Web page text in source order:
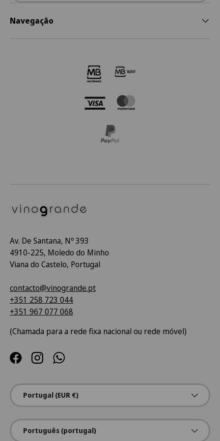
Navegação
Av. De Santana, Nº 393
4910-225, Moledo do Minho
Viana do Castelo, Portugal
contacto@vinogrande.pt
+351 258 723 044
+351 967 077 068
(Chamada para a rede fixa nacional ou rede móvel)
FacebookInstagramWhatsApp
País/Região
Portugal (EUR €)
Idioma
Português (portugal)